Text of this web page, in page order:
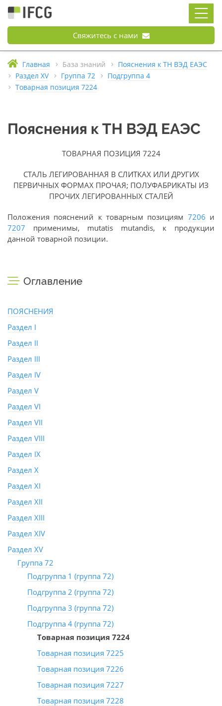
Свяжитесь с нами
Главная База знаний
Пояснения к ТН ВЭД ЕАЭС
Раздел XV
Группа 72
Подгруппа 4
Товарная позиция 7224
Пояснения к ТН ВЭД ЕАЭС
ТОВАРНАЯ ПОЗИЦИЯ 7224
СТАЛЬ ЛЕГИРОВАННАЯ В СЛИТКАХ ИЛИ ДРУГИХ
ПЕРВИЧНЫХ ФОРМАХ ПРОЧАЯ; ПОЛУФАБРИКАТЫ ИЗ
ПРОЧИХ ЛЕГИРОВАННЫХ СТАЛЕЙ
Положения пояснений к товарным позициям 7206 и
7207 применимы, mutatis mutandis, к продукции
данной товарной позиции.
Оглавление
ПОЯСНЕНИЯ
Раздел I
Раздел II
Раздел III
Раздел IV
Раздел V
Раздел VI
Раздел VII
Раздел VIII
Раздел IX
Раздел X
Раздел XI
Раздел XII
Раздел XIII
Раздел XIV
Раздел XV
Группа 72
Подгруппа 1 (группа 72)
Подгруппа 2 (группа 72)
Подгруппа 3 (группа 72)
Подгруппа 4 (группа 72)
Товарная позиция 7224
Товарная позиция 7225
Товарная позиция 7226
Товарная позиция 7227
Товарная позиция 7228